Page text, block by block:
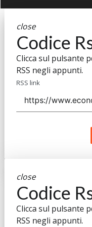
close
Codice
Clicca sul pulsante
RSS negli appunti.
RSS link
close
Codice
Clicca sul pulsante
RSS negli appunti.